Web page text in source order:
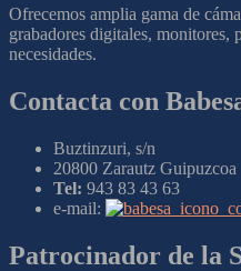
Ofrecemos amplia gama de
grabadores digitales, monitores,
necesidades.
Contacta con
Buztinzuri, s/n
20800 Zarautz Guipuzcoa
Tel: 943 83 43 63
e-mail:
Patrocinador de la